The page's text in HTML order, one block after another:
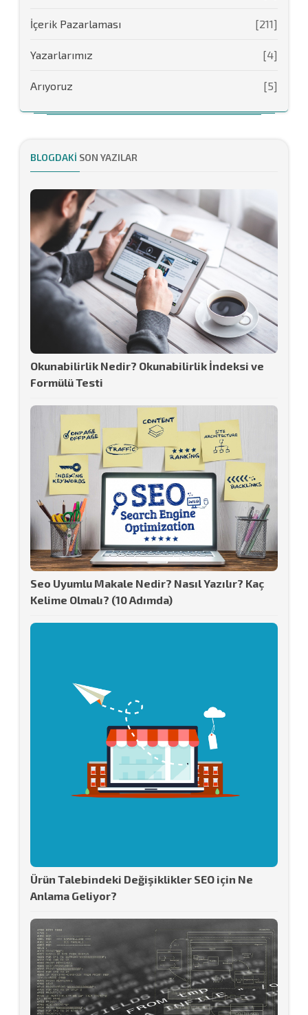
İçerik Pazarlaması [211]
Yazarlarımız [4]
Arıyoruz [5]
BLOGDAKI SON YAZILAR
Okunabilirlik Nedir? Okunabilirlik İndeksi ve
Formülü Testi
Seo Uyumlu Makale Nedir? Nasıl Yazılır? Kaç
Kelime Olmalı? (10 Adımda)
Ürün Talebindeki Değişiklikler SEO için Ne
Anlama Geliyor?